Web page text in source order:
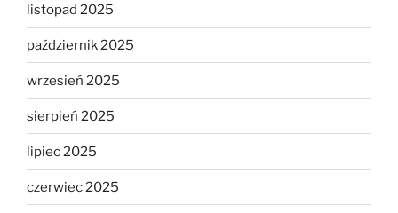
listopad 2025
październik 2025
wrzesień 2025
sierpień 2025
lipiec 2025
czerwiec 2025